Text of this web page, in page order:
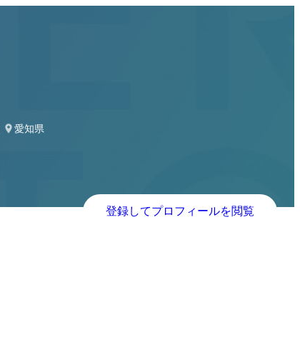
愛知県
登録してプロフィールを閲覧